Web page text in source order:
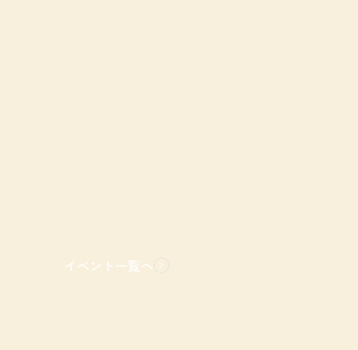
イベント一覧へ